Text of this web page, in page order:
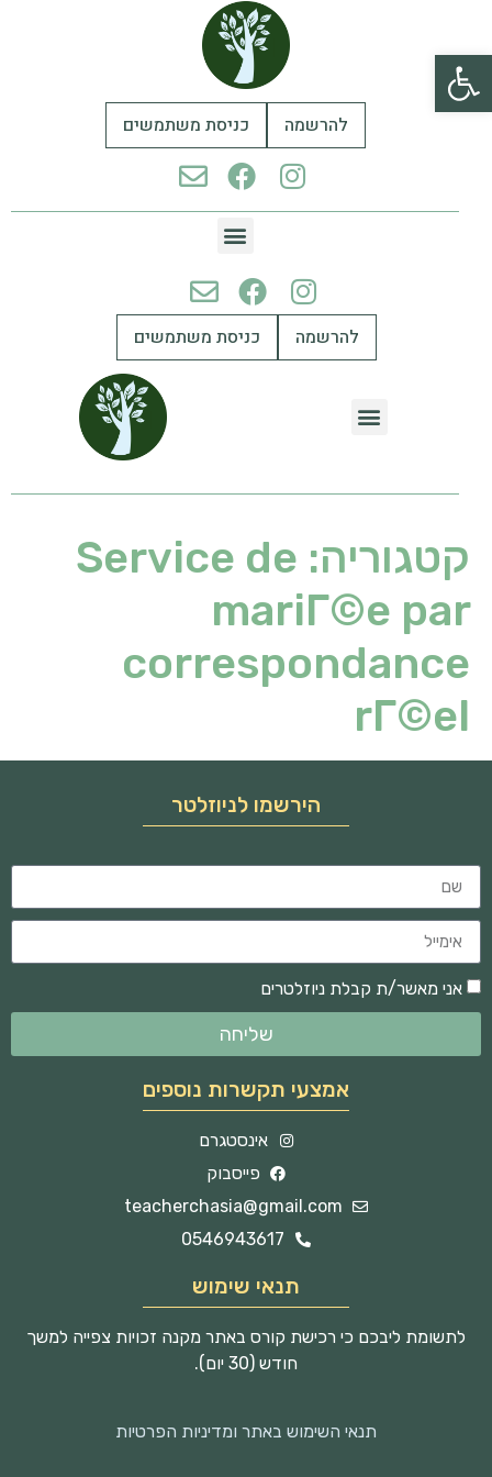
פתח סרגל נגישות
להרשמה כניסת משתמשים
להרשמה כניסת משתמשים
קטגוריה: Service de
mariГ©e par
correspondance
rГ©el
הירשמו לניוזלטר
אני מאשר/ת קבלת ניוזלטרים
שליחה
אמצעי תקשרות נוספים
אינסטגרם
פייסבוק
teacherchasia@gmail.com
0546943617
תנאי שימוש
לתשומת ליבכם כי רכישת קורס באתר מקנה זכויות צפייה למשך
חודש (30 יום).
תנאי השימוש באתר ומדיניות הפרטיות